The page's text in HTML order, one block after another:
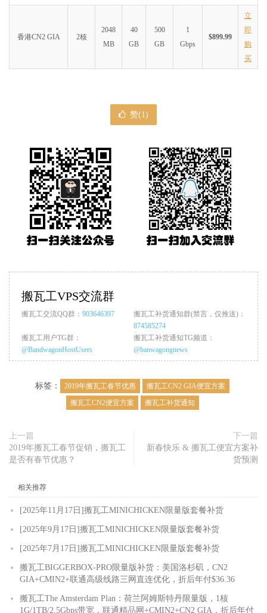
香港CN2 GIA 2核
2048
MB
40
GB
500
GB
1
Gbps
$899.99
立
即
购
买
赞(1)
搬瓦工VPS交流群
搬瓦工交流QQ群： 903646397
搬瓦工补货通知群(禁言，仅推送)：
874585274
搬瓦工用户TG群：
@BandwagonHostUsers
搬瓦工补货通知TG频道：
@banwagongnews
标签： 2019年搬瓦工春节优惠
搬瓦工CN2 GIA便宜方案
搬瓦工CN2便宜方案
搬瓦工补货通知
上一篇
2019年搬瓦工春节促销，搬瓦工
是否有春节优惠？
下一篇
新春快乐 & 搬瓦工便宜方案补
货预测
相关推荐
[2025年11月17日]搬瓦工MINICHICKEN限量版套餐补货
[2025年9月17日]搬瓦工MINICHICKEN限量版套餐补货
[2025年7月17日]搬瓦工MINICHICKEN限量版套餐补货
搬瓦工BIGGERBOX-PRO限量版补货：美国洛杉矶，CN2
GIA+CMIN2+联通高级线路三网直连优化，折后年付$36.36
搬瓦工The Amsterdam Plan：荷兰阿姆斯特丹限量版，1核
1G/1TB/2.5Gbps带宽，联通精品网+CMIN2+CN2 GIA，折后年付